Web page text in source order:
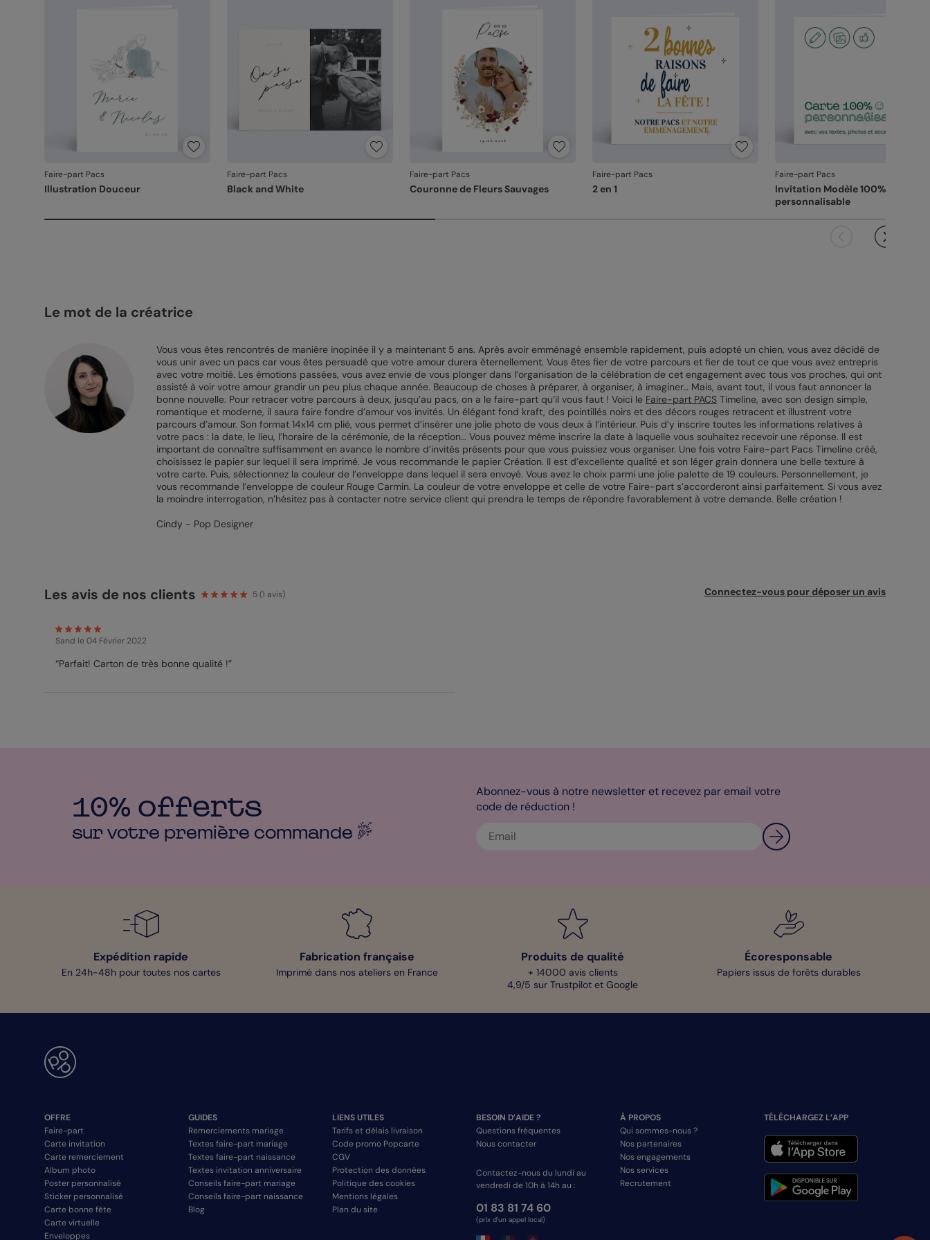
produit ne pourra pas être repris.
Faire-part Pacs
Illustration Douceur
Faire-part Pacs
Black and White
Faire-part Pacs
Couronne de Fleurs Sauvages
Faire-part Pacs
2 en 1
Faire-part Pacs
Invitation Modèle 100%
personnalisable
Le mot de la créatrice
Vous vous êtes rencontrés de manière inopinée il y a maintenant 5 ans. Après avoir emménagé ensemble rapidement, puis adopté un chien, vous avez décidé de
vous unir avec un pacs car vous êtes persuadé que votre amour durera éternellement. Vous êtes fier de votre parcours et fier de tout ce que vous avez entrepris
avec votre moitié. Les émotions passées, vous avez envie de vous plonger dans l’organisation de la célébration de cet engagement avec tous vos proches, qui ont
assisté à voir votre amour grandir un peu plus chaque année. Beaucoup de choses à préparer, à organiser, à imaginer… Mais, avant tout, il vous faut annoncer la
bonne nouvelle. Pour retracer votre parcours à deux, jusqu’au pacs, on a le faire-part qu’il vous faut ! Voici le Faire-part PACSTimeline, avec son design simple,
romantique et moderne, il saura faire fondre d’amour vos invités. Un élégant fond kraft, des pointillés noirs et des décors rouges retracent et illustrent votre
parcours d’amour. Son format 14x14 cm plié, vous permet d’insérer une jolie photo de vous deux à l’intérieur. Puis d’y inscrire toutes les informations relatives à
votre pacs : la date, le lieu, l’horaire de la cérémonie, de la réception… Vous pouvez même inscrire la date à laquelle vous souhaitez recevoir une réponse. Il est
important de connaître suffisamment en avance le nombre d’invités présents pour que vous puissiez vous organiser. Une fois votre Faire-part Pacs Timeline créé,
choisissez le papier sur lequel il sera imprimé. Je vous recommande le papier Création. Il est d’excellente qualité et son léger grain donnera une belle texture à
votre carte. Puis, sélectionnez la couleur de l’enveloppe dans lequel il sera envoyé. Vous avez le choix parmi une jolie palette de 19 couleurs. Personnellement, je
vous recommande l’enveloppe de couleur Rouge Carmin. La couleur de votre enveloppe et celle de votre Faire-part s’accorderont ainsi parfaitement. Si vous avez
la moindre interrogation, n’hésitez pas à contacter notre service client qui prendra le temps de répondre favorablement à votre demande. Belle création !
Cindy - Pop Designer
Les avis de nos clients 5(1 avis) Connectez-vous pour déposer un avis
Sand le 04 Février 2022
“Parfait! Carton de très bonne qualité !”
10% offerts
sur votre première commande
Abonnez-vous à notre newsletter et recevez par email votre
code de réduction !
Expédition rapide
En 24h-48h pour toutes nos cartes
Fabrication française
Imprimé dans nos ateliers en France
Produits de qualité
+ 14000 avis clients
4,9/5 sur Trustpilot et Google
Écoresponsable
Papiers issus de forêts durables
OFFRE
Faire-part
Carte invitation
Carte remerciement
Album photo
Poster personnalisé
Sticker personnalisé
Carte bonne fête
Carte virtuelle
Enveloppes
GUIDES
Remerciements mariage
Textes faire-part mariage
Textes faire-part naissance
Textes invitation anniversaire
Conseils faire-part mariage
Conseils faire-part naissance
Blog
LIENS UTILES
Tarifs et délais livraison
Code promo Popcarte
CGV
Protection des données
Politique des cookies
Mentions légales
Plan du site
BESOIN D’AIDE ?
Questions fréquentes
Nous contacter
Contactez-nous du lundi au
vendredi de 10h à 14h au :
01 83 81 74 60
(prix d'un appel local)
À PROPOS
Qui sommes-nous ?
Nos partenaires
Nos engagements
Nos services
Recrutement
TÉLÉCHARGEZ L’APP